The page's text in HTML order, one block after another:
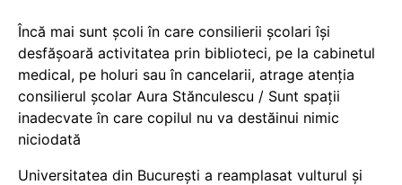
Încă mai sunt școli în care consilierii școlari își
desfășoară activitatea prin biblioteci, pe la cabinetul
medical, pe holuri sau în cancelarii, atrage atenția
consilierul școlar Aura Stănculescu / Sunt spații
inadecvate în care copilul nu va destăinui nimic
niciodată
Universitatea din București a reamplasat vulturul și